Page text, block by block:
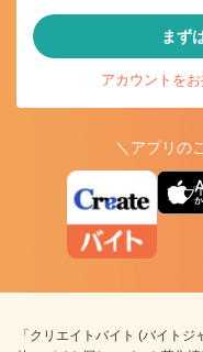
まず
アカウントを
＼アプリの
アプ
「クリエイトバイト (バイト